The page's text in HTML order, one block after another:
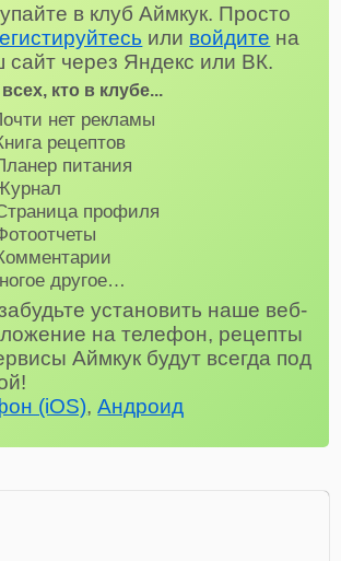
в клуб Аймкук. Просто
или войдите на
сайт через Яндекс или ВК.
кто в клубе...
нет рекламы
рецептов
питания
профиля
другое…
установить наше веб-
на телефон, рецепты
Аймкук будут всегда под
(iOS),Андроид